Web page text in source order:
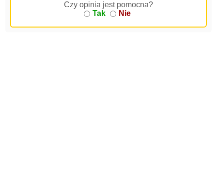
Czy opinia jest pomocna?
Tak
Nie